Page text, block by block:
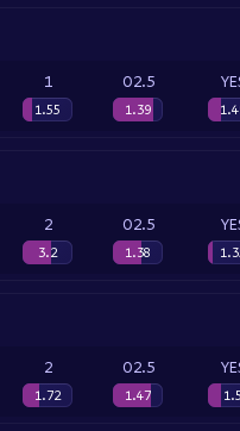
1
1.55
O2.5
1.39
2
3.2
O2.5
1.38
2
1.72
O2.5
1.47 1.5